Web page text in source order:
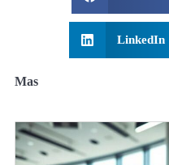
LinkedIn
Mas